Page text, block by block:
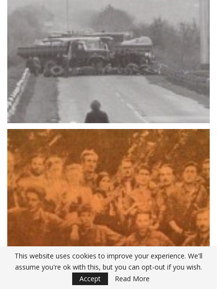
This website uses cookies to improve your experience. We'll
assume you're ok with this, but you can opt-out if you wish.
Accept
Read More